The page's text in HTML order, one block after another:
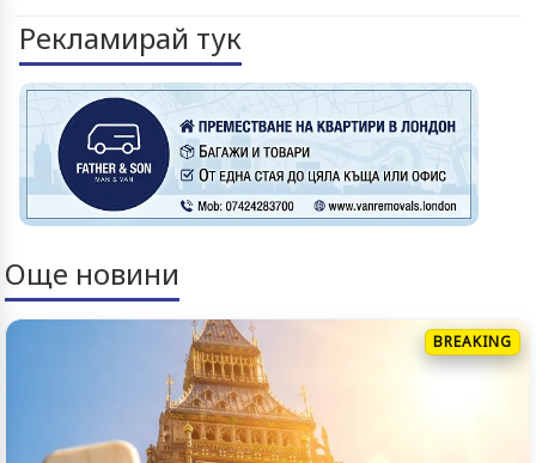
Рекламирай тук
Още новини
BREAKING